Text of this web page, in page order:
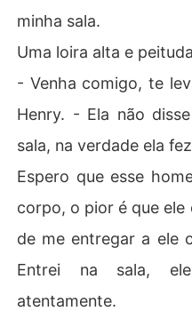
minha sala.
Uma loira alta e
- Venha comigo, te
Henry. - Ela não
sala, na verdade ela
Espero que esse
corpo, o pior é que ele
de me entregar a ele
Entrei na sala,
atentamente.